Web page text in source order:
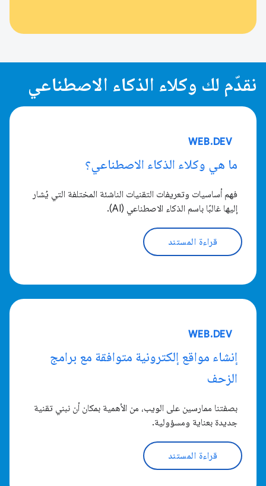
نقدّم لك وكلاء الذكاء الاصطناعي
WEB.DEV
ما هي وكلاء الذكاء الاصطناعي؟
فهم أساسيات وتعريفات التقنيات الناشئة المختلفة التي يُشار
إليها غالبًا باسم الذكاء الاصطناعي (AI).
قراءة المستند
WEB.DEV
إنشاء مواقع إلكترونية متوافقة مع برامج
الزحف
بصفتنا ممارسين على الويب، من الأهمية بمكان أن نبني تقنية
جديدة بعناية ومسؤولية.
قراءة المستند